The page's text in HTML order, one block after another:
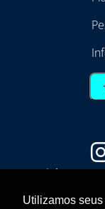
Utilizamos
Copyright -